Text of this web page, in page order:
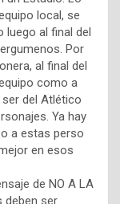
local, se
luego al final del
Por
al final del
como a
del Atlético
Ya hay
a estas perso
en esos
de NO A LA